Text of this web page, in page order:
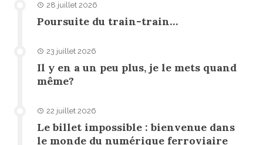
28 juillet 2026
Poursuite du train-train…
23 juillet 2026
Il y en a un peu plus, je le mets quand
même?
22 juillet 2026
Le billet impossible : bienvenue dans
le monde du numérique ferroviaire